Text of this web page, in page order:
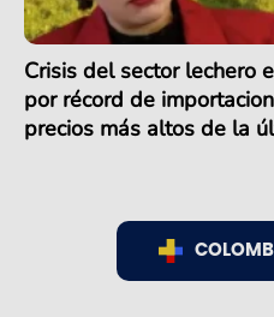
Crisis del sector lechero
por récord de
precios más altos de la